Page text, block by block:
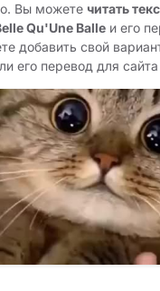
Вы можете читать
Qu'Une Balle и его
добавить свой
его перевод для